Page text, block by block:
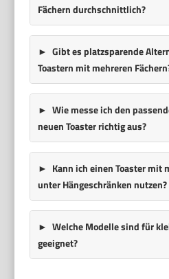
Fächern durchschnittlich?
Gibt es platzsparende
Toastern mit mehreren
Wie messe ich den
neuen Toaster richtig aus?
Kann ich einen Toaster mit
unter Hängeschränken nutzen?
Welche Modelle sind für
geeignet?